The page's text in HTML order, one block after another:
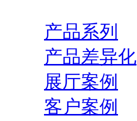
产品系列
产品差异化
展厅案例
客户案例